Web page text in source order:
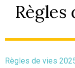
Règles
Règles de vies